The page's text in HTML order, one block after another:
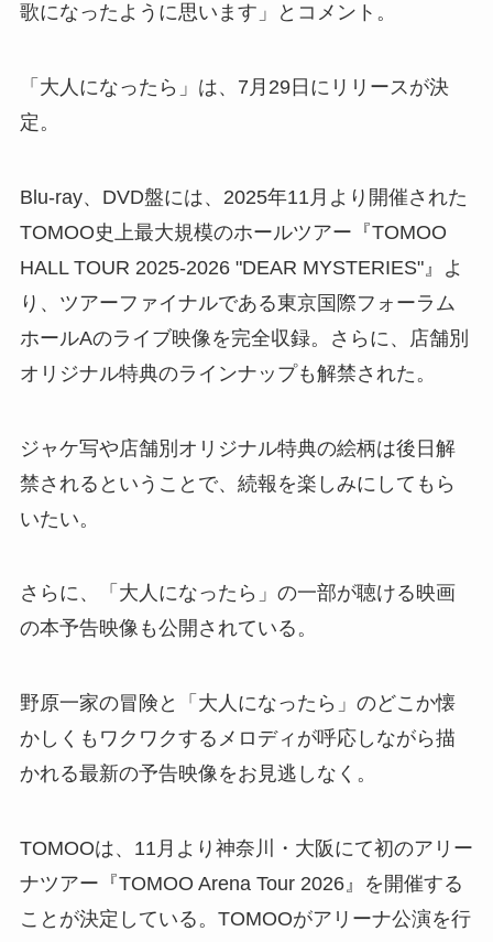
歌になったように思います」とコメント。
「大人になったら」は、7月29日にリリースが決
定。
Blu-ray、DVD盤には、2025年11月より開催された
TOMOO史上最大規模のホールツアー『TOMOO
HALL TOUR 2025-2026 "DEAR MYSTERIES"』よ
り、ツアーファイナルである東京国際フォーラム
ホールAのライブ映像を完全収録。さらに、店舗別
オリジナル特典のラインナップも解禁された。
ジャケ写や店舗別オリジナル特典の絵柄は後日解
禁されるということで、続報を楽しみにしてもら
いたい。
さらに、「大人になったら」の一部が聴ける映画
の本予告映像も公開されている。
野原一家の冒険と「大人になったら」のどこか懐
かしくもワクワクするメロディが呼応しながら描
かれる最新の予告映像をお見逃しなく。
TOMOOは、11月より神奈川・大阪にて初のアリー
ナツアー『TOMOO Arena Tour 2026』を開催する
ことが決定している。TOMOOがアリーナ公演を行